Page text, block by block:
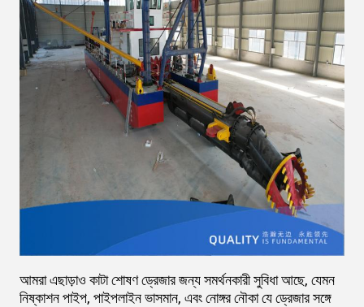
আমরা এছাড়াও কাটা শোষণ ড্রেজার জন্য সমর্থনকারী সুবিধা আছে, যেমন
নিষ্কাশন পাইপ, পাইপলাইন ভাসমান, এবং নোঙ্গর নৌকা যে ড্রেজার সঙ্গে